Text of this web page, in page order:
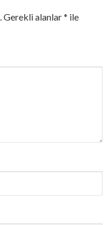
Gerekli alanlar* ile